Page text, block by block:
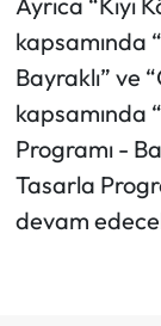
kapsamında
Bayraklı” ve
kapsamında
Programı -
Tasarla
devam